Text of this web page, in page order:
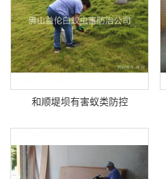
和顺堤坝有害蚁类防控